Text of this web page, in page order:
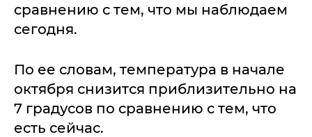
сравнению с тем, что мы наблюдаем
сегодня.
По ее словам, температура в начале
октября снизится приблизительно на
7 градусов по сравнению с тем, что
есть сейчас.